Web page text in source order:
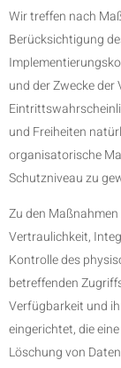
Wir treffen nach
Berücksichtigung
und der Zwecke
und Freiheiten
organisatorische
Schutzniveau zu
Zu den
Vertraulichkeit,
Kontrolle des
betreffenden
Verfügbarkeit und
eingerichtet, die
Löschung von